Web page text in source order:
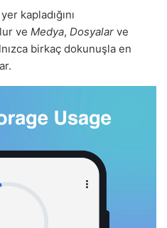
kapladığını
ve Medya, Dosyalar ve
birkaç dokunuşla en